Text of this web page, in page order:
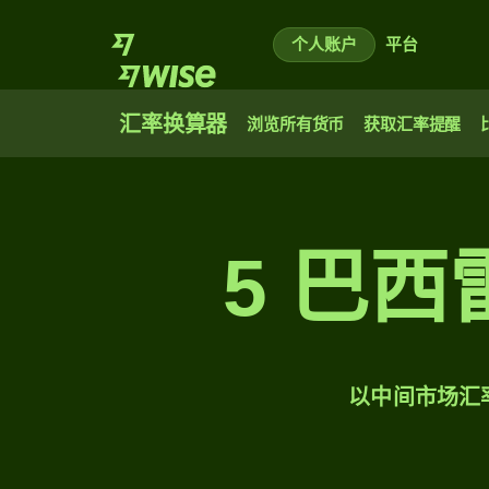
个人账户 平台
汇率换算器 浏览所有货币 获取汇率提醒
5 巴西
以中间市场